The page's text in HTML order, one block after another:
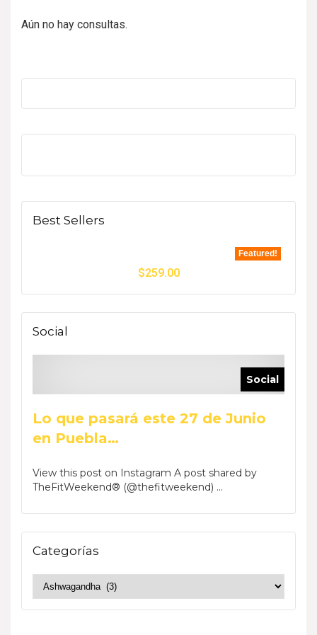
Aún no hay consultas.
Best Sellers
Featured!
$259.00
Social
Social
Lo que pasará este 27 de Junio
en Puebla…
View this post on Instagram A post shared by
TheFitWeekend® (@thefitweekend) ...
Categorías